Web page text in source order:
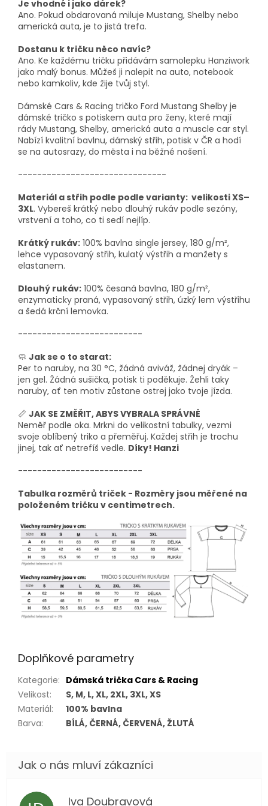
Je vhodné i jako dárek?
Ano. Pokud obdarovaná miluje Mustang, Shelby nebo
americká auta, je to jistá trefa.
Dostanu k tričku něco navíc?
Ano. Ke každému tričku přidávám samolepku Hanziwork
jako malý bonus. Můžeš ji nalepit na auto, notebook
nebo kamkoliv, kde žije tvůj styl.
Dámské Cars & Racing tričko Ford Mustang Shelby je
dámské tričko s potiskem auta pro ženy, které mají
rády Mustang, Shelby, americká auta a muscle car styl.
Nabízí kvalitní bavlnu, dámský střih, potisk v ČR a hodí
se na autosrazy, do města i na běžné nošení.
-------------------------------
Materiál a střih podle podle varianty: velikosti XS–
3XL. Vybereš krátký nebo dlouhý rukáv podle sezóny,
vrstvení a toho, co ti sedí nejlíp.
Krátký rukáv: 100% bavlna single jersey, 180 g/m²,
lehce vypasovaný střih, kulatý výstřih a manžety s
elastanem.
Dlouhý rukáv: 100% česaná bavlna, 180 g/m²,
enzymaticky praná, vypasovaný střih, úzký lem výstřihu
a šedá krční lemovka.
--------------------------
🧼 Jak se o to starat:
Per to naruby, na 30 °C, žádná aviváž, žádnej dryák –
jen gel. Žádná sušička, potisk ti poděkuje. Žehli taky
naruby, ať ten motiv zůstane ostrej jako tvoje jízda.
📏 JAK SE ZMĚŘIT, ABYS VYBRALA SPRÁVNĚ
Neměř podle oka. Mrkni do velikostní tabulky, vezmi
svoje oblíbený triko a přeměřuj. Každej střih je trochu
jinej, tak ať netrefíš vedle. Díky! Hanzi
--------------------------
Tabulka rozměrů triček - Rozměry jsou měřené na
položeném tričku v centimetrech.
Doplňkové parametry
Kategorie: Dámská trička Cars & Racing
Velikost:
S, M, L, XL, 2XL, 3XL, XS
Materiál:
100% bavlna
Barva: BÍLÁ, ČERNÁ, ČERVENÁ, ŽLUTÁ
Iva Doubravová